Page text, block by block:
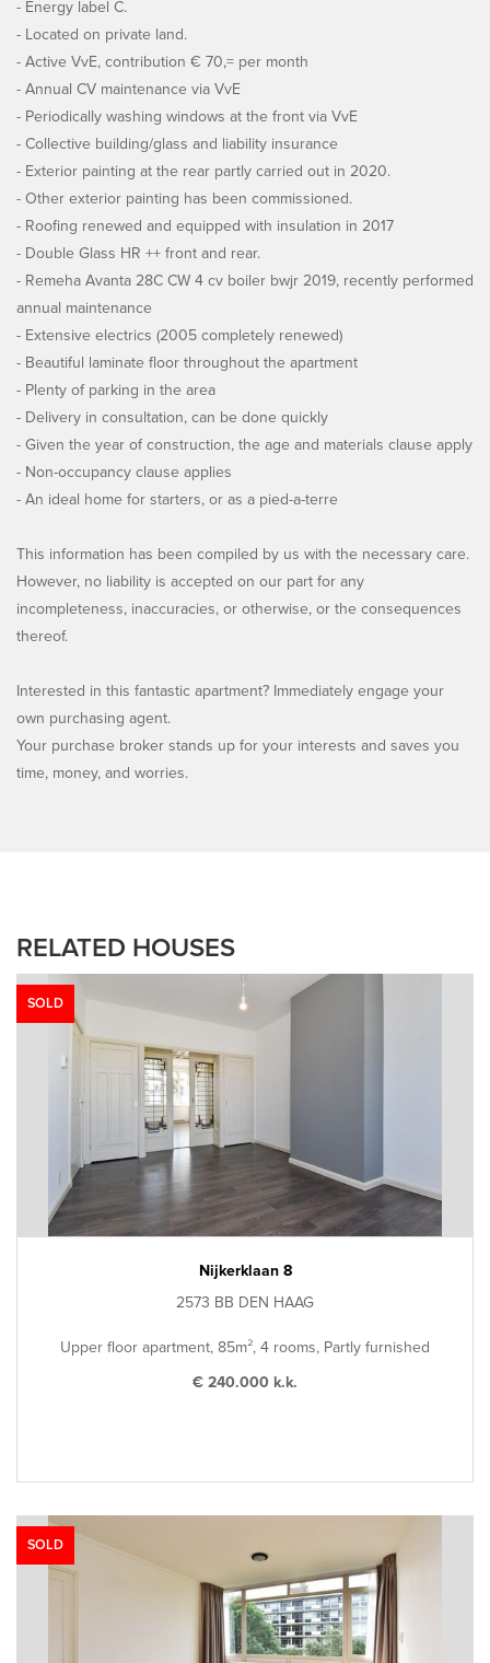
- Energy label C.
- Located on private land.
- Active VvE, contribution € 70,= per month
- Annual CV maintenance via VvE
- Periodically washing windows at the front via VvE
- Collective building/glass and liability insurance
- Exterior painting at the rear partly carried out in 2020.
- Other exterior painting has been commissioned.
- Roofing renewed and equipped with insulation in 2017
- Double Glass HR ++ front and rear.
- Remeha Avanta 28C CW 4 cv boiler bwjr 2019, recently performed
annual maintenance
- Extensive electrics (2005 completely renewed)
- Beautiful laminate floor throughout the apartment
- Plenty of parking in the area
- Delivery in consultation, can be done quickly
- Given the year of construction, the age and materials clause apply
- Non-occupancy clause applies
- An ideal home for starters, or as a pied-a-terre
This information has been compiled by us with the necessary care.
However, no liability is accepted on our part for any
incompleteness, inaccuracies, or otherwise, or the consequences
thereof.
Interested in this fantastic apartment? Immediately engage your
own purchasing agent.
Your purchase broker stands up for your interests and saves you
time, money, and worries.
RELATED HOUSES
SOLD
Nijkerklaan 8
2573 BB DEN HAAG
Upper floor apartment, 85m², 4 rooms, Partly furnished
€ 240.000 k.k.
SOLD